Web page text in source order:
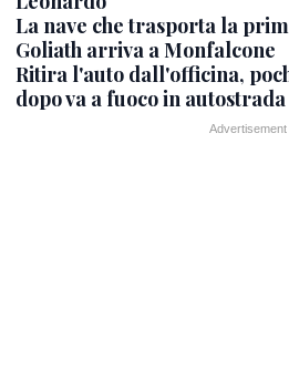
La nave che trasporta la
Goliath arriva a Monfalcone
Ritira l'auto dall'officina,
dopo va a fuoco in autostrada